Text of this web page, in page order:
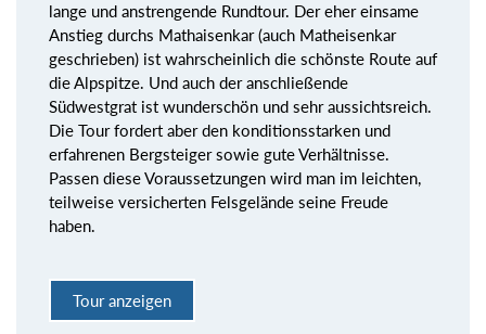
lange und anstrengende Rundtour. Der eher einsame
Anstieg durchs Mathaisenkar (auch Matheisenkar
geschrieben) ist wahrscheinlich die schönste Route auf
die Alpspitze. Und auch der anschließende
Südwestgrat ist wunderschön und sehr aussichtsreich.
Die Tour fordert aber den konditionsstarken und
erfahrenen Bergsteiger sowie gute Verhältnisse.
Passen diese Voraussetzungen wird man im leichten,
teilweise versicherten Felsgelände seine Freude
haben.
Tour anzeigen